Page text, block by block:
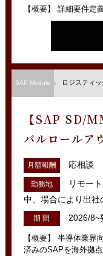
【概要】 詳細要件定
SAP Module ロジスティッ
【SAP SD/
バルロールア
月額報酬 応相談
勤務地
リモー
中、場合により出
期 間 2026/8~
【概要】 半導体業界
済みのSAPを海外拠